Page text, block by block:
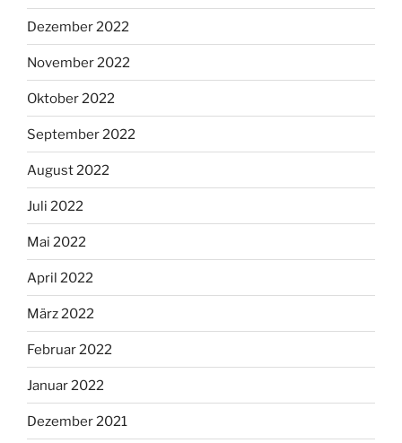
Dezember 2022
November 2022
Oktober 2022
September 2022
August 2022
Juli 2022
Mai 2022
April 2022
März 2022
Februar 2022
Januar 2022
Dezember 2021